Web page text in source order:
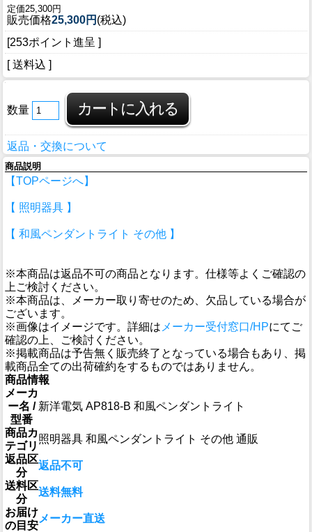
定価25,300円
販売価格25,300円 (税込)
[253ポイント進呈 ]
[ 送料込 ]
数量
返品・交換について
商品説明
【TOPページへ】
【 照明器具 】
【 和風ペンダントライト その他 】
※本商品は返品不可の商品となります。仕様等よくご確認の
上ご検討ください。
※本商品は、メーカー取り寄せのため、欠品している場合が
ございます。
※画像はイメージです。詳細は メーカー受付窓口/HPにてご
確認の上、ご検討ください。
※掲載商品は予告無く販売終了となっている場合もあり、掲
載商品全ての出荷確約をするものではありません。
商品情報
メーカ
ー名 /
型番
新洋電気 AP818-B 和風ペンダントライト
商品カ
テゴリ
照明器具 和風ペンダントライト その他 通販
返品区
分
返品不可
送料区
分
送料無料
お届け
の目安
メーカー直送